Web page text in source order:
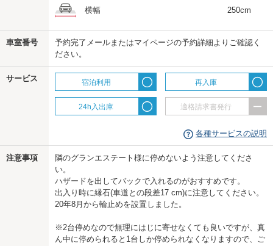
横幅 250cm
車室番号
予約完了メールまたはマイページの予約詳細よりご確認く
ださい。
サービス 宿泊利用 再入庫
24h入出庫 適格請求書発行
各種サービスの説明
注意事項
隣のグランエステート様に停めないよう注意してくださ
い。
ハザードを出してバックで入れるのがおすすめです。
出入り時に縁石(車道との段差17 cm)に注意してください。
20年8月から輪止めを設置しました。
※2台停めなので無理にはじに寄せなくても良いですが、真
ん中に停められると1台しか停められなくなりますので、ご